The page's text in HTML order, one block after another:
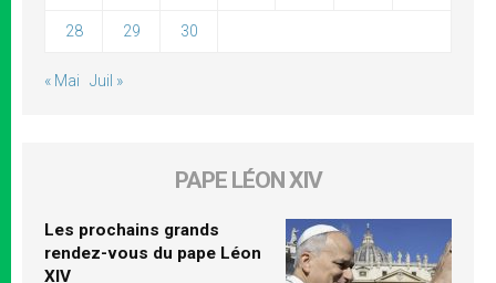
28 29 30
« Mai Juil »
PAPE LÉON XIV
Les prochains grands
rendez-vous du pape Léon
XIV